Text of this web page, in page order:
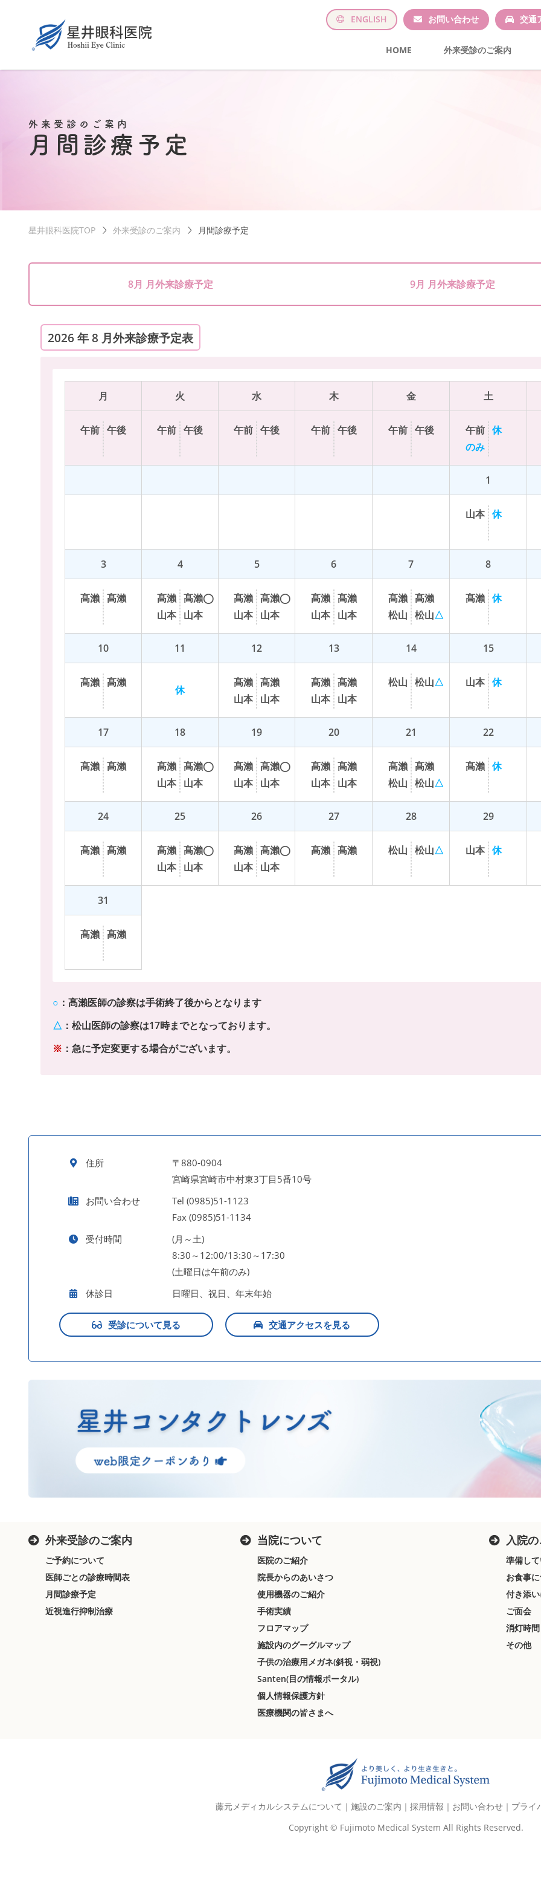
ENGLISH お問い合わせ 交通
HOME 外来受診のご案内
外来受診のご案内
月間診療予定
星井眼科医院TOP 外来受診のご案内 月間診療予定
8月 月外来診療予定 9月 月外来診療予定
2026 年 8 月外来診療予定表
月 火 水 木 金 土
午前 午後 午前 午後 午前 午後 午前 午後 午前 午後
午前
のみ
休
1
山本 休
3 4 5 6 7 8
髙瀨 髙瀨 髙瀨
山本
髙瀨◯
山本
髙瀨
山本
髙瀨◯
山本
髙瀨
山本
髙瀨
山本
髙瀨
松山
髙瀨
松山△
髙瀨 休
10 11 12 13 14 15
髙瀨 髙瀨
休
髙瀨
山本
髙瀨
山本
髙瀨
山本
髙瀨
山本
松山 松山△ 山本 休
17 18 19 20 21 22
髙瀨 髙瀨 髙瀨
山本
髙瀨◯
山本
髙瀨
山本
髙瀨◯
山本
髙瀨
山本
髙瀨
山本
髙瀨
松山
髙瀨
松山△
髙瀨 休
24 25 26 27 28 29
髙瀨 髙瀨 髙瀨
山本
髙瀨◯
山本
髙瀨
山本
髙瀨◯
山本
髙瀨 髙瀨 松山 松山△ 山本 休
31
髙瀨 髙瀨
○ ： 髙瀨医師の診察は手術終了後からとなります
△ ： 松山医師の診察は17時までとなっております。
※ ： 急に予定変更する場合がございます。
住所
〒880-0904
宮崎県宮崎市中村東3丁目5番10号
お問い合わせ
Tel (0985)51-1123
Fax (0985)51-1134
受付時間
(月～土)
8:30～12:00/13:30～17:30
(土曜日は午前のみ)
休診日
日曜日、祝日、年末年始
受診について見る 交通アクセスを見る
外来受診のご案内
ご予約について
医師ごとの診療時間表
月間診療予定
近視進行抑制治療
当院について
医院のご紹介
院長からのあいさつ
使用機器のご紹介
手術実績
フロアマップ
施設内のグーグルマップ
子供の治療用メガネ(斜視・弱視)
Santen(目の情報ポータル)
個人情報保護方針
医療機関の皆さまへ
入院
準備し
お食事
付き添
ご面会
消灯時間
その他
藤元メディカルシステムについて ｜ 施設のご案内 ｜ 採用情報 ｜ お問い合わせ ｜ プライ
Copyright © Fujimoto Medical System All Rights Reserved.